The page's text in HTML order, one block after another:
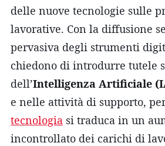
delle nuove tecnologie sulle
lavorative. Con la diffusione
pervasiva degli strumenti
chiedono di introdurre tutele
dell’Intelligenza Artificiale
e nelle attività di supporto,
tecnologia si traduca in un
incontrollato dei carichi di